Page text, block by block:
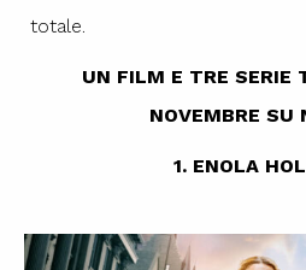
totale.
UN FILM E TRE SERIE
NOVEMBRE SU
1. ENOLA